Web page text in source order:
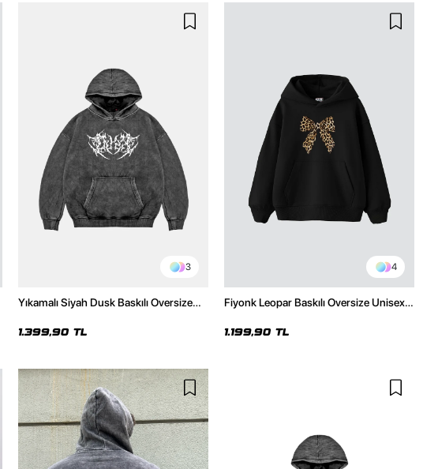
3
Yıkamalı Siyah Dusk Baskılı Oversize
1.399,90 TL
4
Fiyonk Leopar Baskılı Oversize Unisex
1.199,90 TL